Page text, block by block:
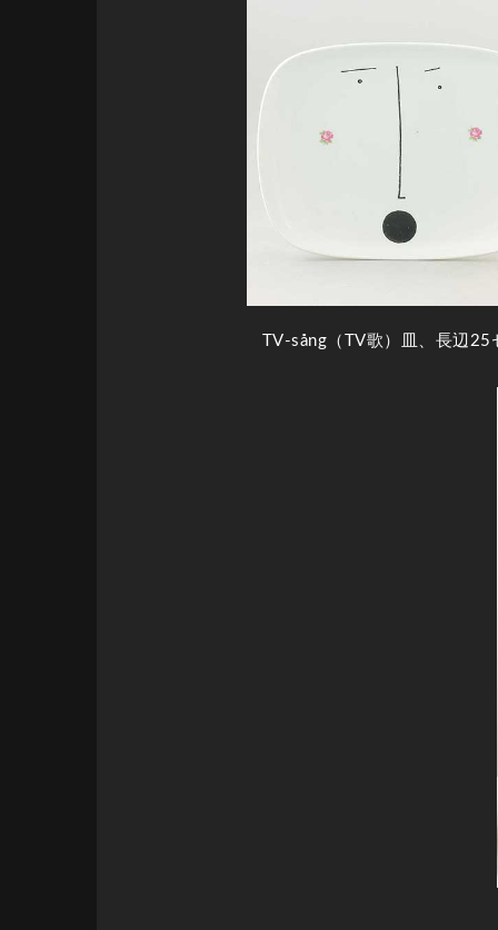
TV-sång（TV歌）皿、長辺25